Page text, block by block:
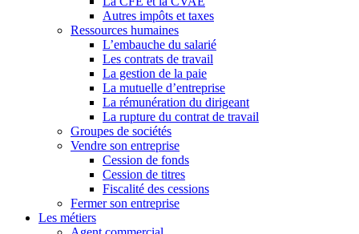
Autres impôts et taxes
Ressources humaines
L’embauche du salarié
Les contrats de travail
La gestion de la paie
La mutuelle d’entreprise
La rémunération du dirigeant
La rupture du contrat de travail
Groupes de sociétés
Vendre son entreprise
Cession de fonds
Cession de titres
Fiscalité des cessions
Fermer son entreprise
Les métiers